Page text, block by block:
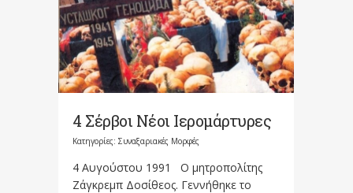
4 Σέρβοι Νέοι Ιερομάρτυρες
Κατηγορίες: Συναξαριακές Μορφές
4 Αυγούστου 1991 Ο μητροπολίτης
Ζάγκρεμπ Δοσίθεος. Γεννήθηκε το